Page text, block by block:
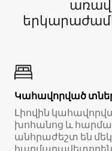
Կահավորված
Լիովին
խոհանոց և
անհրաժեշտ են